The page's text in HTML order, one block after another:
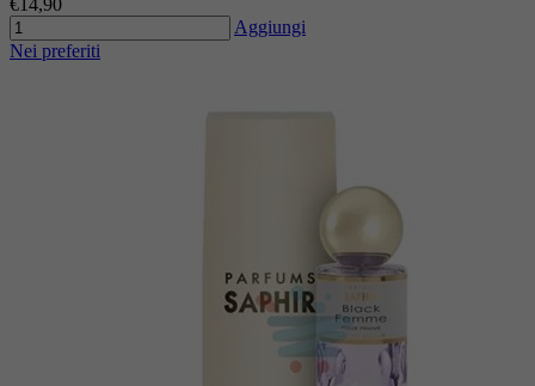
Aggiungi
Nei preferiti